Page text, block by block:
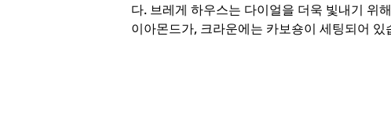
다. 브레게 하우스는 다이얼을 더욱 빛내기 위
이아몬드가, 크라운에는 카보숑이 세팅되어 있